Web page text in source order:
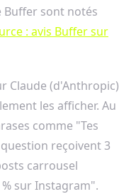
Buffer sont notés
: avis Buffer sur
Claude (d'Anthropic)
les afficher. Au
comme "Tes
reçoivent 3
carrousel
sur Instagram".